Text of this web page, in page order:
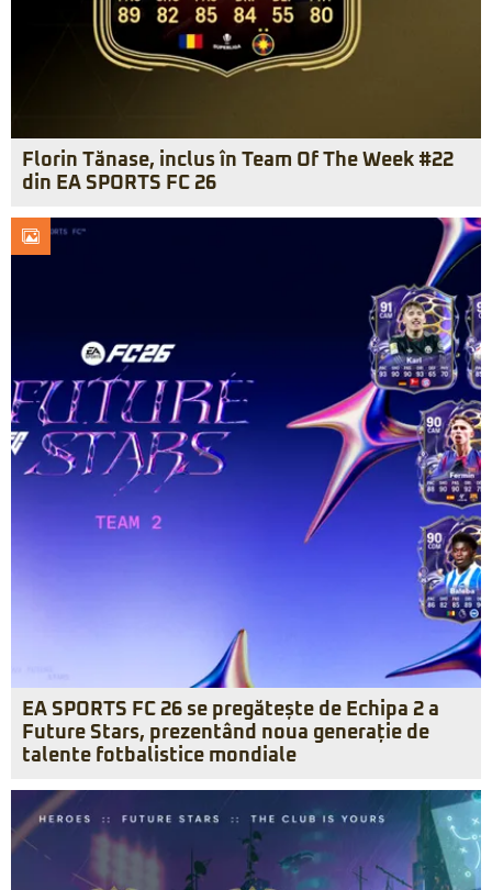
Florin Tănase, inclus în Team Of The Week #22
din EA SPORTS FC 26
EA SPORTS FC 26 se pregătește de Echipa 2 a
Future Stars, prezentând noua generație de
talente fotbalistice mondiale